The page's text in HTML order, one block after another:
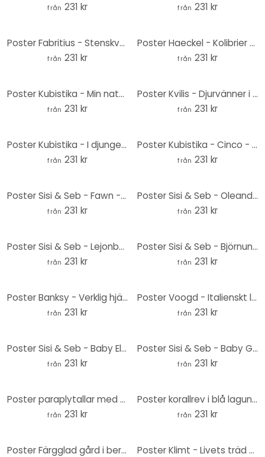
från 231 kr från 231 kr
Poster Fabritius - Stenskvättan - Rund
från 231 kr
Poster Haeckel - Kolibrier - Rund
från 231 kr
Poster Kubistika - Min natur - Rund
från 231 kr
Poster Kvilis - Djurvänner i djungeln - Rund
från 231 kr
Poster Kubistika - I djungeln - Rund
från 231 kr
Poster Kubistika - Cinco - Rund
från 231 kr
Poster Sisi & Seb - Fawn - Rund
från 231 kr
Poster Sisi & Seb - Oleander - Rund
från 231 kr
Poster Sisi & Seb - Lejonbebis - Rund
från 231 kr
Poster Sisi & Seb - Björnunge - Rund
från 231 kr
Poster Banksy - Verklig hjälte - Rund
från 231 kr
Poster Voogd - Italienskt landskap med paraplytallar - Rund
från 231 kr
Poster Sisi & Seb - Baby Elephant - Rund
från 231 kr
Poster Sisi & Seb - Baby Giraff - Rund
från 231 kr
Poster paraplytallar med vinjettering - Round
från 231 kr
Poster korallrev i blå lagun - DigitalArtsi - Round
från 231 kr
Poster Färgglad gård i bergen - DigitalArtsi - Round Poster Klimt - Livets träd - Rund